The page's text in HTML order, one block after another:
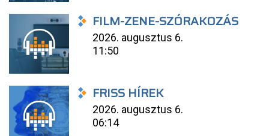
FILM-ZENE-SZÓRAKOZÁS
2026. augusztus 6.
11:50
FRISS HÍREK
2026. augusztus 6.
06:14